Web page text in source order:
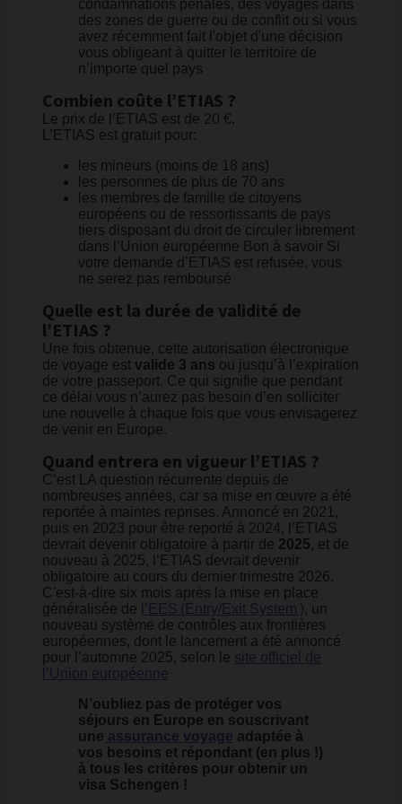
condamnations pénales, des voyages dans
des zones de guerre ou de conflit ou si vous
avez récemment fait l'objet d'une décision
vous obligeant à quitter le territoire de
n’importe quel pays
Combien coûte l’ETIAS ?
Le prix de l’ETIAS est de 20 €.
L’ETIAS est gratuit pour:
les mineurs (moins de 18 ans)
les personnes de plus de 70 ans
les membres de famille de citoyens
européens ou de ressortissants de pays
tiers disposant du droit de circuler librement
dans l’Union européenne Bon à savoir Si
votre demande d’ETIAS est refusée, vous
ne serez pas remboursé
Quelle est la durée de validité de
l’ETIAS ?
Une fois obtenue, cette autorisation électronique
de voyage est valide 3 ans ou jusqu’à l’expiration
de votre passeport. Ce qui signifie que pendant
ce délai vous n’aurez pas besoin d’en solliciter
une nouvelle à chaque fois que vous envisagerez
de venir en Europe.
Quand entrera en vigueur l’ETIAS ?
C’est LA question récurrente depuis de
nombreuses années, car sa mise en œuvre a été
reportée à maintes reprises. Annoncé en 2021,
puis en 2023 pour être reporté à 2024, l’ETIAS
devrait devenir obligatoire à partir de 2025, et de
nouveau à 2025, l’ETIAS devrait devenir
obligatoire au cours du dernier trimestre 2026.
C'est-à-dire six mois après la mise en place
généralisée de
l’EES (Entry/Exit System ), un
nouveau système de contrôles aux frontières
européennes, dont le lancement a été annoncé
pour l’automne 2025, selon le site officiel de
l’Union européenne
N’oubliez pas de protéger vos
séjours en Europe en souscrivant
une assurance voyage adaptée à
vos besoins et répondant (en plus !)
à tous les critères pour obtenir un
visa Schengen !